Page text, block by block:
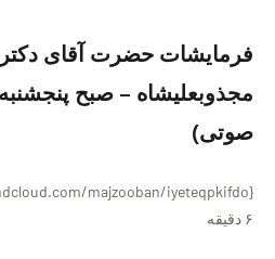
فرمايشات حضرت آقای دكتر
صوتی)
۶ دقیقه